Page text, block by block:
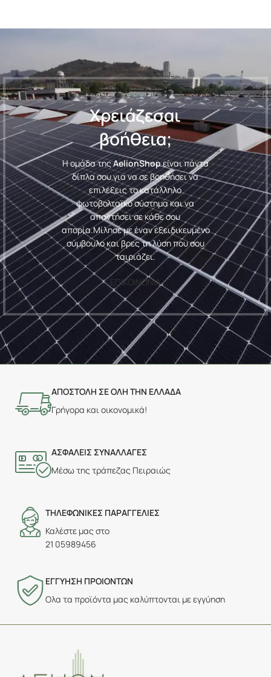
Χρειάζεσαι
βοήθεια;
Η ομάδα τηςAelionShopείναι πάντα
δίπλα σου για να σε βοηθήσει να
επιλέξεις το κατάλληλο
φωτοβολταϊκό σύστημα και να
απαντήσει σε κάθε σου
απορία.Μίλησε με έναν εξειδικευμένο
σύμβουλο και βρες τη λύση που σου
ταιριάζει.
ΕΠΙΚΟΙΝΩΝΙΑ
ΑΠΟΣΤΟΛΗ ΣΕ ΟΛΗ ΤΗΝ ΕΛΛΑΔΑ
Γρήγορα και οικονομικά!
ΑΣΦΑΛΕΙΣ ΣΥΝΑΛΛΑΓΕΣ
Μέσω της τράπεζας Πειραιώς
ΤΗΛΕΦΩΝΙΚΕΣ ΠΑΡΑΓΓΕΛΙΕΣ
Καλέστε μας στο
21 05989456
ΕΓΓΥΗΣΗ ΠΡΟΙΟΝΤΩΝ
Ολα τα προϊόντα μας καλύπτονται με εγγύηση